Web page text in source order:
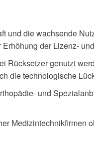
und die wachsende
der Lizenz-
Rücksetzer genutzt
die technologische
und
Medizintechnikfirmen